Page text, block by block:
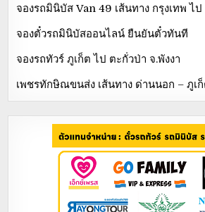
จองรถมินิบัส Van 49 เส้นทาง กรุงเทพ ไ
จองตั๋วรถมินิบัสออนไลน์ ยืนยันตั๋วทันที
จองรถทัวร์ ภูเก็ต ไป ตะกั่วป่า จ.พังงา
เพชรทักษิณขนส่ง เส้นทาง ด่านนอก – ภูเ